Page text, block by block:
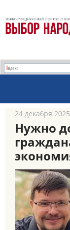
24 декабря
Нужно